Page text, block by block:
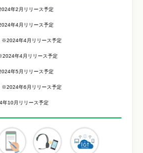
年2月リリース予定
年4月リリース予定
※2024年4月リリース予定
年4月リリース予定
年5月リリース予定
※2024年6月リリース予定
10月リリース予定